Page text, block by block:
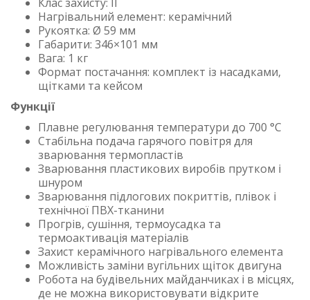
Нагрівальний елемент: керамічний
Рукоятка: Ø 59 мм
Габарити: 346×101 мм
Вага: 1 кг
Формат постачання: комплект із насадками,
щітками та кейсом
Функції
Плавне регулювання температури до 700 °C
Стабільна подача гарячого повітря для
зварювання термопластів
Зварювання пластикових виробів прутком і
шнуром
Зварювання підлогових покриттів, плівок і
технічної ПВХ-тканини
Прогрів, сушіння, термоусадка та
термоактивація матеріалів
Захист керамічного нагрівального елемента
Можливість заміни вугільних щіток двигуна
Робота на будівельних майданчиках і в місцях,
де не можна використовувати відкрите